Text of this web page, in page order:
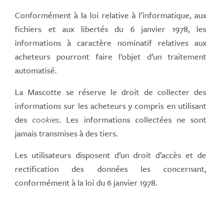
Conformément à la loi relative à l’informatique, aux
fichiers et aux libertés du 6 janvier 1978, les
informations à caractère nominatif relatives aux
acheteurs pourront faire l’objet d’un traitement
automatisé.
La Mascotte se réserve le droit de collecter des
informations sur les acheteurs y compris en utilisant
descookies. Les informations collectées ne sont
jamais transmises à des tiers.
Les utilisateurs disposent d’un droit d’accès et de
rectification des données les concernant,
conformément à la loi du 6 janvier 1978.